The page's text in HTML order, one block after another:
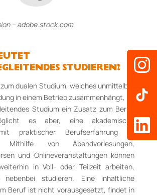
– adobe.stock.com
STUDIEREN?
dualen Studium, welches unmittelbar
in einem Betrieb zusammenhängt,
Studium ein Zusatz zum Beruf
esaber, eine akademische
praktischer Berufserfahrung zu
Mithilfe von Abendvorlesungen,
und Onlineveranstaltungen können
in Voll- oder Teilzeit arbeiten,
studieren. Eine inhaltliche
Beruf ist nicht vorausgesetzt, findet in